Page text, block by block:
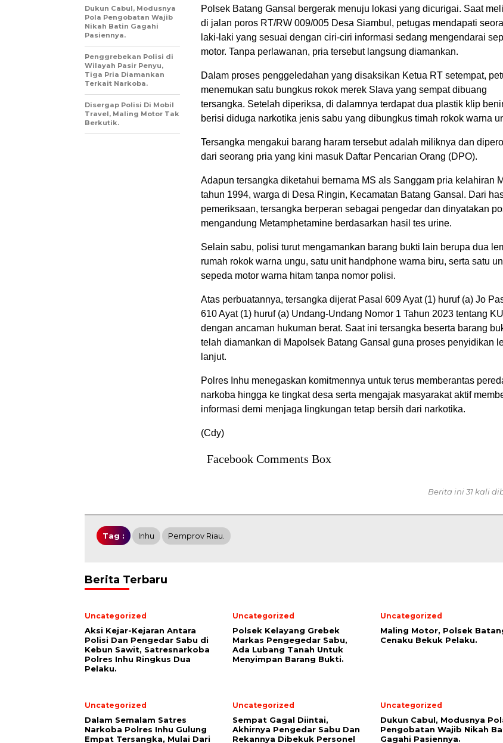
Polsek Batang Gansal bergerak menuju lokasi yang dicurigai. Saat
di jalan poros RT/RW 009/005 Desa Siambul, petugas mendapati
laki-laki yang sesuai dengan ciri-ciri informasi sedang mengendarai
motor. Tanpa perlawanan, pria tersebut langsung diamankan.
Dalam proses penggeledahan yang disaksikan Ketua RT setempat,
menemukan satu bungkus rokok merek Slava yang sempat dibuang
tersangka. Setelah diperiksa, di dalamnya terdapat dua plastik klip
berisi diduga narkotika jenis sabu yang dibungkus timah rokok warna
Tersangka mengakui barang haram tersebut adalah miliknya dan
dari seorang pria yang kini masuk Daftar Pencarian Orang (DPO).
Adapun tersangka diketahui bernama MS als Sanggam pria kelahiran
tahun 1994, warga di Desa Ringin, Kecamatan Batang Gansal. Dari
pemeriksaan, tersangka berperan sebagai pengedar dan dinyatakan
mengandung Metamphetamine berdasarkan hasil tes urine.
Selain sabu, polisi turut mengamankan barang bukti lain berupa dua
rumah rokok warna ungu, satu unit handphone warna biru, serta satu
sepeda motor warna hitam tanpa nomor polisi.
Atas perbuatannya, tersangka dijerat Pasal 609 Ayat (1) huruf (a) Jo
610 Ayat (1) huruf (a) Undang-Undang Nomor 1 Tahun 2023 tentang
dengan ancaman hukuman berat. Saat ini tersangka beserta barang
telah diamankan di Mapolsek Batang Gansal guna proses penyidikan
lanjut.
Polres Inhu menegaskan komitmennya untuk terus memberantas
narkoba hingga ke tingkat desa serta mengajak masyarakat aktif
informasi demi menjaga lingkungan tetap bersih dari narkotika.
(Cdy)
Facebook Comments Box
Dukun Cabul, Modusnya
Pola Pengobatan Wajib
Nikah Batin Gagahi
Pasiennya.
Penggrebekan Polisi di
Wilayah Pasir Penyu,
Tiga Pria Diamankan
Terkait Narkoba.
Disergap Polisi Di Mobil
Travel, Maling Motor Tak
Berkutik.
Berita ini 31 kali
Tag : Inhu Pemprov Riau.
Berita Terbaru
Uncategorized
Aksi Kejar-Kejaran Antara
Polisi Dan Pengedar Sabu di
Kebun Sawit, Satresnarkoba
Polres Inhu Ringkus Dua
Pelaku.
Uncategorized
Polsek Kelayang Grebek
Markas Pengegedar Sabu,
Ada Lubang Tanah Untuk
Menyimpan Barang Bukti.
Uncategorized
Maling Motor, Polsek
Cenaku Bekuk Pelaku.
Uncategorized
Dalam Semalam Satres
Narkoba Polres Inhu Gulung
Empat Tersangka, Mulai Dari
Uncategorized
Sempat Gagal Diintai,
Akhirnya Pengedar Sabu Dan
Rekannya Dibekuk Personel
Uncategorized
Dukun Cabul, Modusnya
Pengobatan Wajib Nikah
Gagahi Pasiennya.